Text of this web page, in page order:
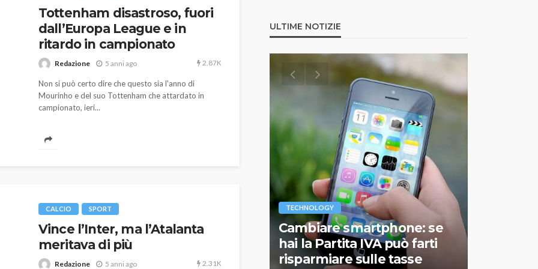
Tottenham disastroso, fuori
dall’Europa League e in
ritardo in campionato
Redazione 5 anni ago 2.87K
Non si può certo dire che questo sia l'anno di
Mourinho e del suo Tottenham che attardato in
campionato, ieri...
CALCIO SPORT
Vince l’Inter, ma l’Atalanta
meritava di più
Redazione 5 anni ago 2.31K
ULTIME NOTIZIE
prato
Davis: tennis mondiale e
passione per
l’automobilismo
abbracciano la stessa causa
TECHNOLOGY
Cambiare smartphone: se
hai la Partita IVA può farti
risparmiare sulle tasse